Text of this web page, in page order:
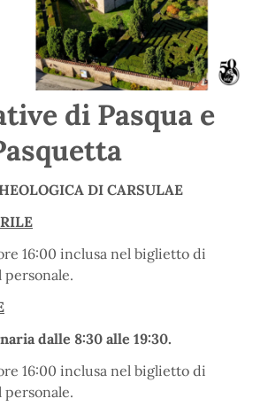
di Pasqua e
DI CARSULAE
16:00 inclusa nel biglietto di
personale.
dalle 8:30 alle 19:30.
16:00 inclusa nel biglietto di
personale.